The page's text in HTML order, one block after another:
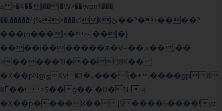
a >�4��|��|�W>��wonf���
��.�����f{%|>���c1K|ئ��?�>����?
���m���|<�>~��|�}
����i�������ѫ�V~��.x�� ,��
>�����'8���F)8K��
�X��pN@ڇKv�ܝ�2���Î;�+����gp8
8Ѓ��>$��g�� �D�N-~|
�X��p����8��]S����S����!yz